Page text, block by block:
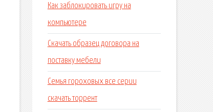
Как заблокировать игру на
компьютере
Скачать образец договора на
поставку мебели
Семья гороховых все серии
скачать торрент